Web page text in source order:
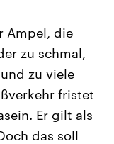
Beiträge,
und
die Vereinigten
mächtigsten Ländern
großem Einfluss auf
Ampel, die
zu schmal,
zu viele
fristet
Er gilt als
das soll